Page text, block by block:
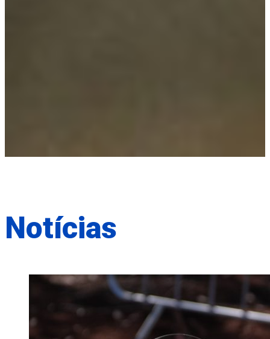
Notícias